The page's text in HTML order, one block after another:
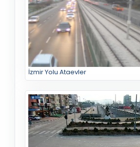
İzmir Yolu Ataevler